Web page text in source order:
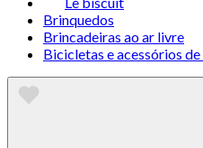
Brinquedos
Brincadeiras ao ar livre
Bicicletas e acessórios de